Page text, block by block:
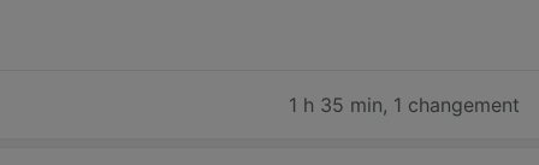
1 h 35 min, 1 changement